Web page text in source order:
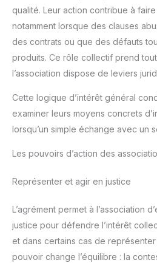
qualité. Leur action contribue à
notamment lorsque des clauses
des contrats ou que des défauts
produits. Ce rôle collectif prend
l’association dispose de leviers
Cette logique d’intérêt général
examiner leurs moyens concrets
lorsqu’un simple échange avec un
Les pouvoirs d’action des
Représenter et agir en justice
L’agrément permet à l’association
justice pour défendre l’intérêt
et dans certains cas de
pouvoir change l’équilibre : la